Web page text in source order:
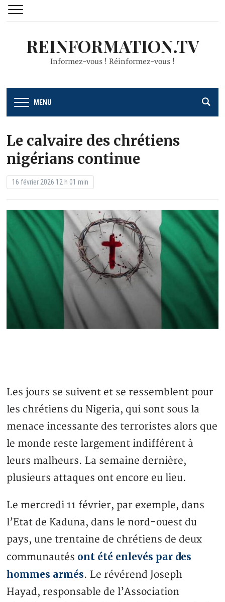
REINFORMATION.TV
Informez-vous ! Réinformez-vous !
MENU
Le calvaire des chrétiens
nigérians continue
16 février 2026 12 h 01 min
Les jours se suivent et se ressemblent pour
les chrétiens du Nigeria, qui sont sous la
menace incessante des terroristes alors que
le monde reste largement indifférent à
leurs malheurs. La semaine dernière,
plusieurs attaques ont encore eu lieu.
Le mercredi 11 février, par exemple, dans
l’Etat de Kaduna, dans le nord-ouest du
pays, une trentaine de chrétiens de deux
communautés ont été enlevés par des
hommes armés. Le révérend Joseph
Hayad, responsable de l’Association